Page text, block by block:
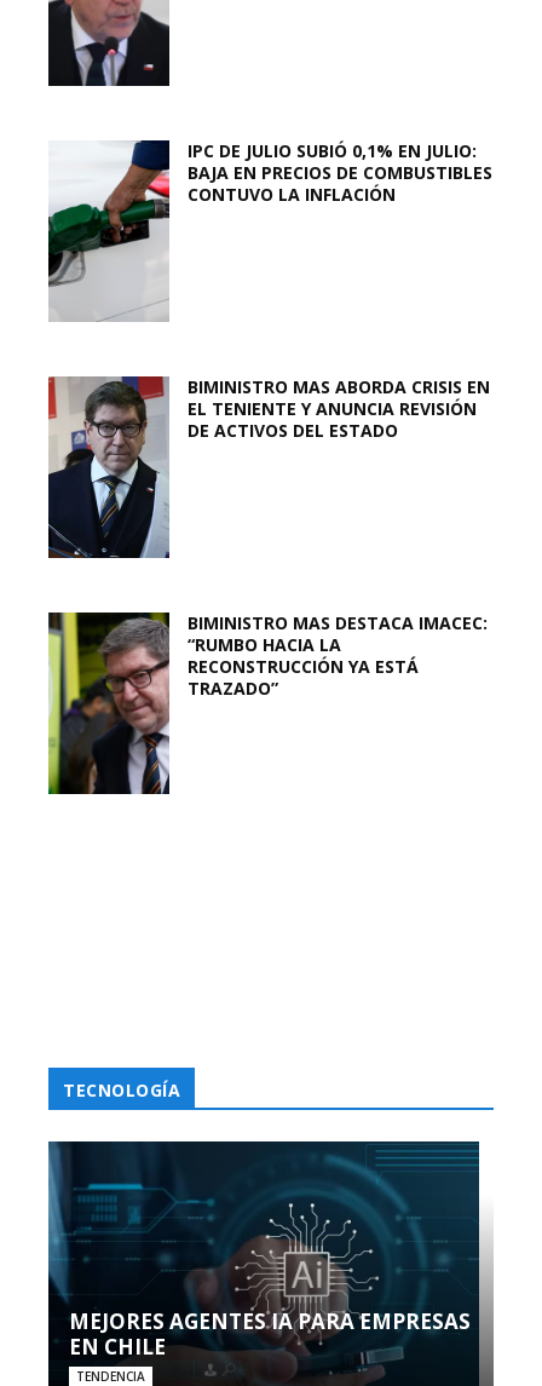
IPC DE JULIO SUBIÓ 0,1% EN JULIO:
BAJA EN PRECIOS DE COMBUSTIBLES
CONTUVO LA INFLACIÓN
BIMINISTRO MAS ABORDA CRISIS EN
EL TENIENTE Y ANUNCIA REVISIÓN
DE ACTIVOS DEL ESTADO
BIMINISTRO MAS DESTACA IMACEC:
“RUMBO HACIA LA
RECONSTRUCCIÓN YA ESTÁ
TRAZADO”
TECNOLOGÍA
MEJORES AGENTES IA PARA EMPRESAS
EN CHILE
TENDENCIA